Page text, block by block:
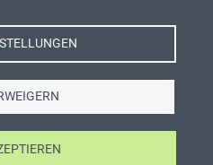
im Internet e.V. 2026